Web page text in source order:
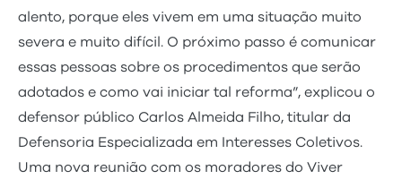
alento, porque eles vivem em uma situação muito
severa e muito difícil. O próximo passo é comunicar
essas pessoas sobre os procedimentos que serão
adotados e como vai iniciar tal reforma”, explicou o
defensor público Carlos Almeida Filho, titular da
Defensoria Especializada em Interesses Coletivos.
Uma nova reunião com os moradores do Viver